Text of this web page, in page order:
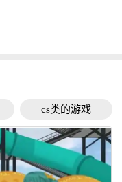
cs类的游戏